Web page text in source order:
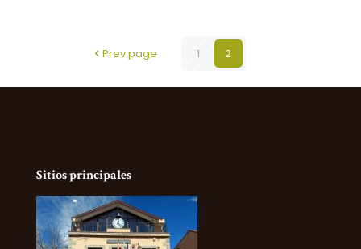
Prev page 1 2
Sitios principales